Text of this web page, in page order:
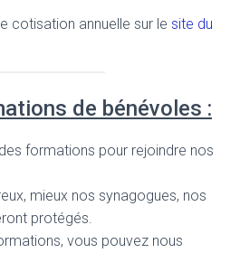
cotisation annuelle sur le site du
de bénévoles :
formations pour rejoindre nos
mieux nos synagogues, nos
protégés.
vous pouvez nous